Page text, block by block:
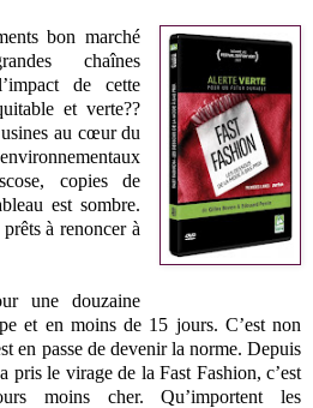
bon marché
chaînes
de cette
et verte??
au cœur du
copies de
est sombre.
à renoncer à
une douzaine
et en moins de 15 jours. C’est non
en passe de devenir la norme. Depuis
pris le virage de la Fast Fashion, c’est
moins cher. Qu’importent les